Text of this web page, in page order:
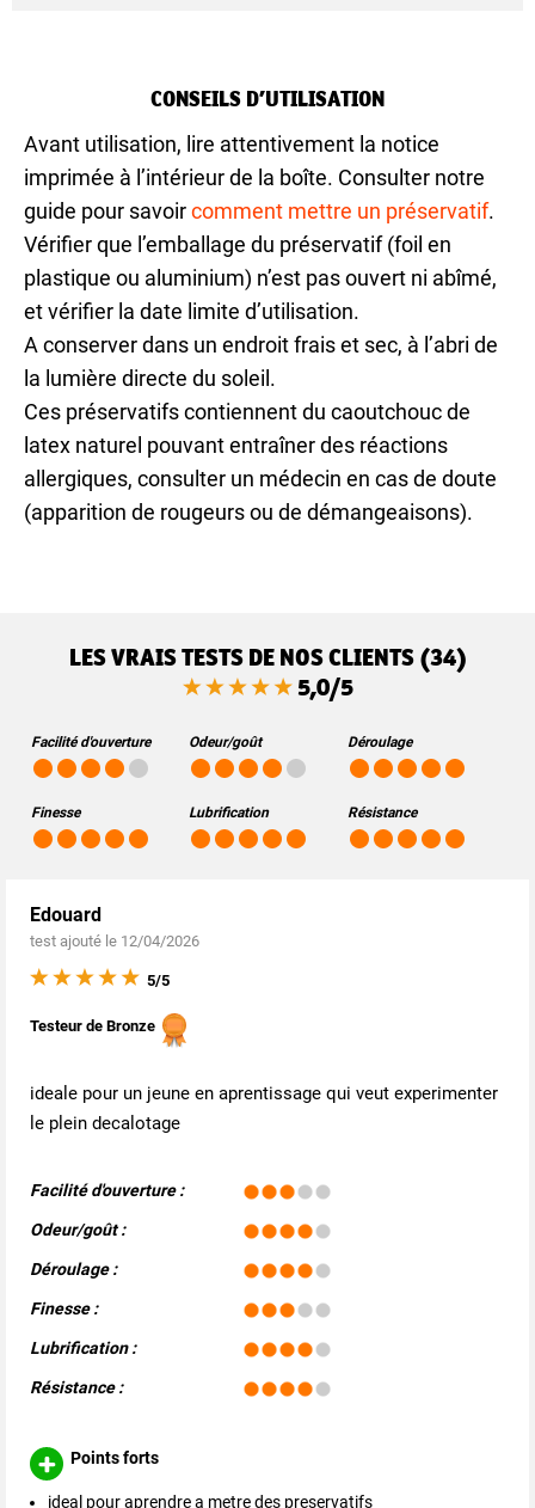
CONSEILS D’UTILISATION
Avant utilisation, lire attentivement la notice
imprimée à l’intérieur de la boîte. Consulter notre
guide pour savoircomment mettre un préservatif.
Vérifier que l’emballage du préservatif (foil en
plastique ou aluminium) n’est pas ouvert ni abîmé,
et vérifier la date limite d’utilisation.
A conserver dans un endroit frais et sec, à l’abri de
la lumière directe du soleil.
Ces préservatifs contiennent du caoutchouc de
latex naturel pouvant entraîner des réactions
allergiques, consulter un médecin en cas de doute
(apparition de rougeurs ou de démangeaisons).
LES VRAIS TESTS DE NOS CLIENTS (34)
5,0/5
Facilité d'ouverture Odeur/goût Déroulage
Finesse Lubrification Résistance
Edouard
test ajouté le 12/04/2026
5/5
Testeur de Bronze
ideale pour un jeune en aprentissage qui veut experimenter
le plein decalotage
Facilité d'ouverture :
Odeur/goût :
Déroulage :
Finesse :
Lubrification :
Résistance :
Points forts
ideal pour aprendre a metre des preservatifs